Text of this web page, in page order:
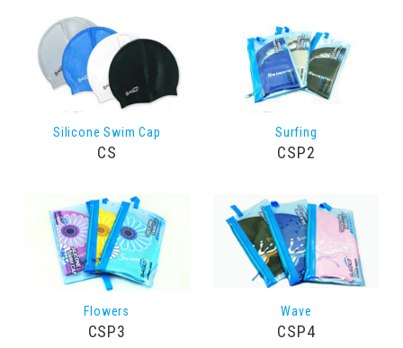
Silicone Swim Cap
CS
Surfing
CSP2
Flowers
CSP3
Wave
CSP4